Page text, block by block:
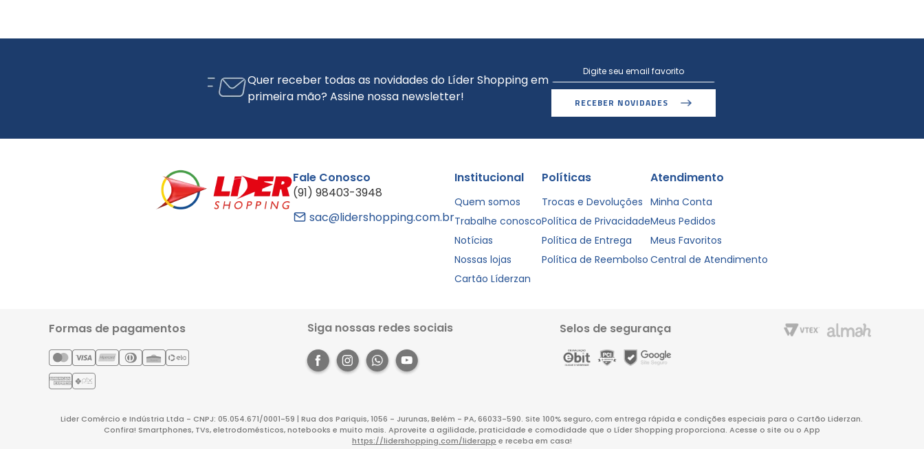
Quer receber todas as novidades do Líder Shopping em
primeira mão? Assine nossa newsletter!
RECEBER NOVIDADES
Fale Conosco
(91) 98403-3948
sac@lidershopping.com.br
Institucional
Quem somos
Trabalhe conosco
Notícias
Nossas lojas
Cartão Líderzan
Políticas
Trocas e Devoluções
Política de Privacidade
Política de Entrega
Política de Reembolso
Atendimento
Minha Conta
Meus Pedidos
Meus Favoritos
Central de Atendimento
Formas de pagamentos Siga nossas redes sociais Selos de segurança
Lider Comércio e Indústria Ltda - CNPJ: 05.054.671/0001-59 | Rua dos Pariquis, 1056 - Jurunas, Belém - PA, 66033-590. Site 100% seguro, com entrega rápida e condições especiais para o Cartão Liderzan.
Confira! Smartphones, TVs, eletrodomésticos, notebooks e muito mais. Aproveite a agilidade, praticidade e comodidade que o Líder Shopping proporciona. Acesse o site ou o App
https://lidershopping.com/liderapp e receba em casa!